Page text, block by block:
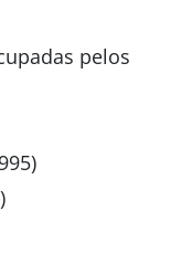
pelos